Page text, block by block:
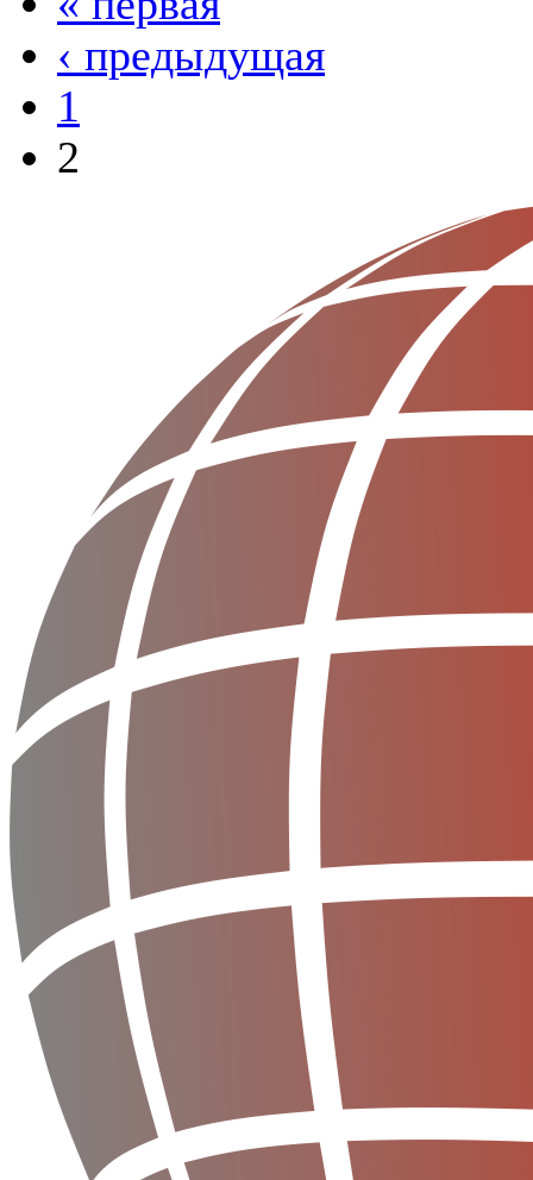
‹ предыдущая
1
2